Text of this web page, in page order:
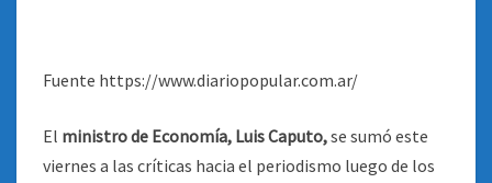
Fuente https://www.diariopopular.com.ar/
El ministro de Economía, Luis Caputo,se sumó este
viernes a las críticas hacia el periodismo luego de los